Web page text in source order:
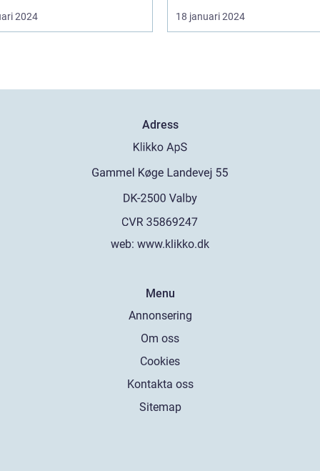
2024 18 januari 2024
Adress
web: www.klikko.dk
Menu
Annonsering
Om oss
Cookies
Kontakta oss
Sitemap